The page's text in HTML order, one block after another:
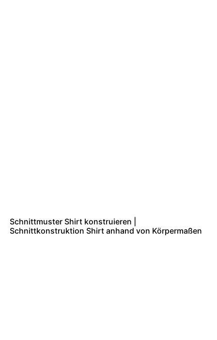
Schnittmuster Shirt konstruieren |
Schnittkonstruktion Shirt anhand von Körpermaßen